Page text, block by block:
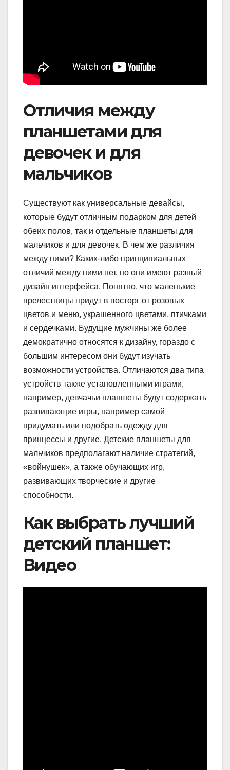
Отличия между
планшетами для
девочек и для
мальчиков
Существуют как универсальные девайсы,
которые будут отличным подарком для детей
обеих полов, так и отдельные планшеты для
мальчиков и для девочек. В чем же различия
между ними? Каких-либо принципиальных
отличий между ними нет, но они имеют разный
дизайн интерфейса. Понятно, что маленькие
прелестницы придут в восторг от розовых
цветов и меню, украшенного цветами, птичками
и сердечками. Будущие мужчины же более
демократично относятся к дизайну, гораздо с
большим интересом они будут изучать
возможности устройства. Отличаются два типа
устройств также установленными играми,
например, девчачьи планшеты будут содержать
развивающие игры, например самой
придумать или подобрать одежду для
принцессы и другие. Детские планшеты для
мальчиков предполагают наличие стратегий,
«войнушек», а также обучающих игр,
развивающих творческие и другие
способности.
Как выбрать лучший
детский планшет:
Видео